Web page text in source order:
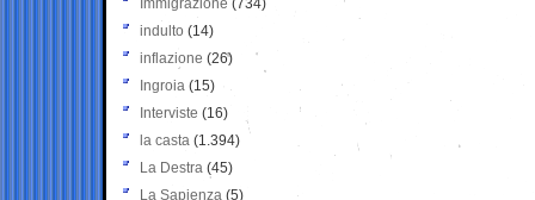
Immigrazione (734)
indulto (14)
inflazione (26)
Ingroia (15)
Interviste (16)
la casta (1.394)
La Destra (45)
La Sapienza (5)